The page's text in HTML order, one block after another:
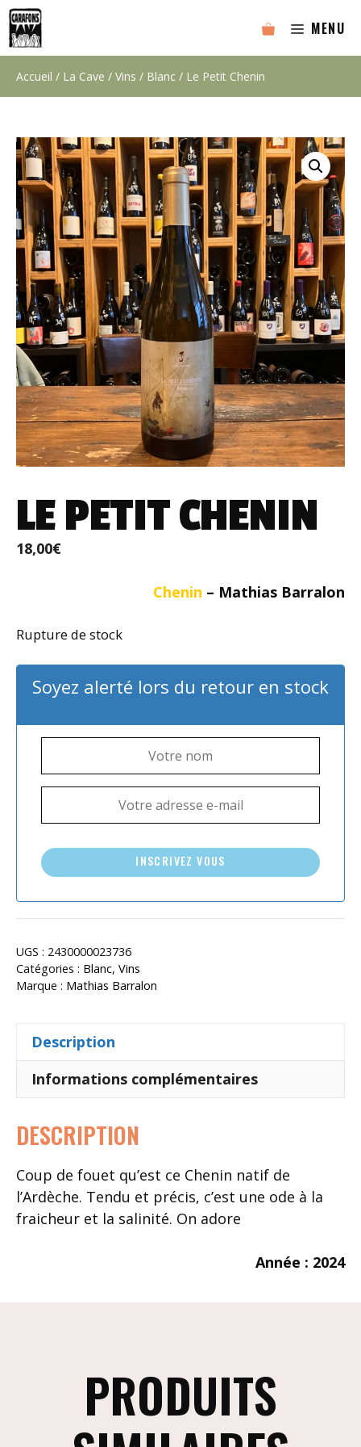
Aller
au
contenu
MENU
Accueil / La Cave / Vins / Blanc / Le Petit Chenin
LE PETIT CHENIN
18,00€
Chenin – Mathias Barralon
Rupture de stock
Soyez alerté lors du retour en stock
INSCRIVEZ VOUS
UGS : 2430000023736
Catégories : Blanc, Vins
Marque : Mathias Barralon
Description
Informations complémentaires
DESCRIPTION
Coup de fouet qu’est ce Chenin natif de
l’Ardèche. Tendu et précis, c’est une ode à la
fraicheur et la salinité. On adore
Année : 2024
PRODUITS